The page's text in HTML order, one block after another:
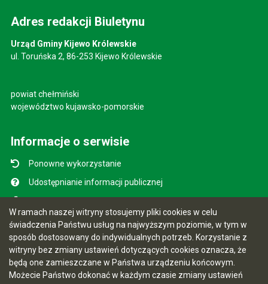
W ramach naszej witryny stosujemy pliki cookies w celu
świadczenia Państwu usług na najwyższym poziomie, w tym w
sposób dostosowany do indywidualnych potrzeb. Korzystanie z
witryny bez zmiany ustawień dotyczących cookies oznacza, że
będą one zamieszczane w Państwa urządzeniu końcowym.
Możecie Państwo dokonać w każdym czasie zmiany ustawień
Adres redakcji Biuletynu
Urząd Gminy Kijewo Królewskie
ul. Toruńska 2, 86-253 Kijewo Królewskie
powiat chełmiński
województwo kujawsko-pomorskie
Informacje o serwisie
Ponowne wykorzystanie
Udostępnianie informacji publicznej
Instrukcja obsługi
Statystyki oglądalności
Ostatnio dodane
Ostatnia aktualizacja BIP: 28.07.2026 18:15